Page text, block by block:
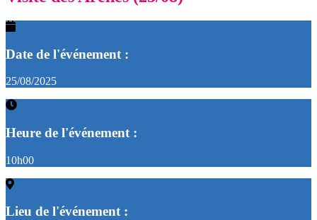
Date de l'événement :
25/08/2025
Heure de l'événement :
10h00
Lieu de l'événement :